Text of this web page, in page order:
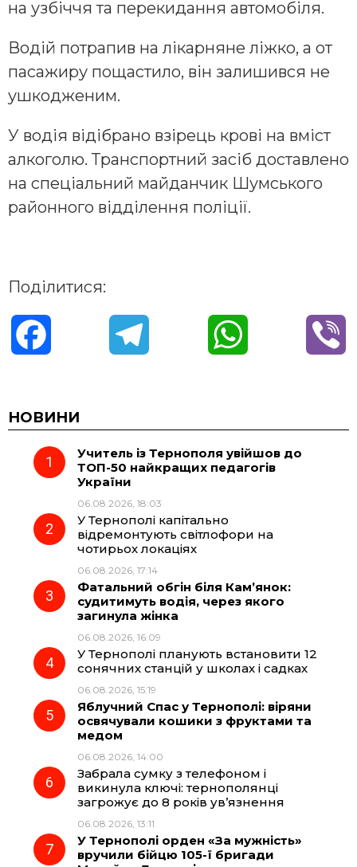
на узбіччя та перекидання автомобіля.
Водій потрапив на лікарняне ліжко, а от
пасажиру пощастило, він залишився не
ушкодженим.
У водія відібрано взірець крові на вміст
алкоголю. Транспортний засіб доставлено
на спеціальний майданчик Шумського
районного відділення поліції.
Поділитися:
c
e
o
k
e
r
a
m
t
A
НОВИНИ
Учитель із Тернополя увійшов до
ТОП-50 найкращих педагогів
України
06.08.2026, 18:03
У Тернополі капітально
відремонтують світлофори на
чотирьох локаціях
06.08.2026, 17:14
Фатальний обгін біля Кам’янок:
судитимуть водія, через якого
загинула жінка
06.08.2026, 16:09
У Тернополі планують встановити 12
сонячних станцій у школах і садках
06.08.2026, 15:19
Яблучний Спас у Тернополі: віряни
освячували кошики з фруктами та
медом
06.08.2026, 14:00
Забрала сумку з телефоном і
викинула ключі: тернополянці
загрожує до 8 років ув’язнення
06.08.2026, 13:11
У Тернополі орден «За мужність»
вручили бійцю 105-ї бригади